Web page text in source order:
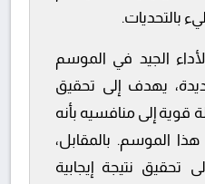
الجيد في الموسم
يهدف إلى تحقيق
قوية إلى منافسيه بأنه
الموسم. بالمقابل،
تحقيق نتيجة إيجابية